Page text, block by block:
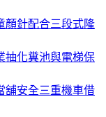
顏針配合三段式隆
抽化糞池與電梯保
舖安全三重機車借